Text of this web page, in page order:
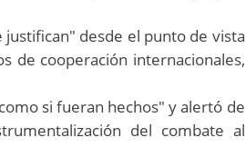
justifican" desde el punto de vista
de cooperación internacionales,
si fueran hechos" y alertó de
del combate al